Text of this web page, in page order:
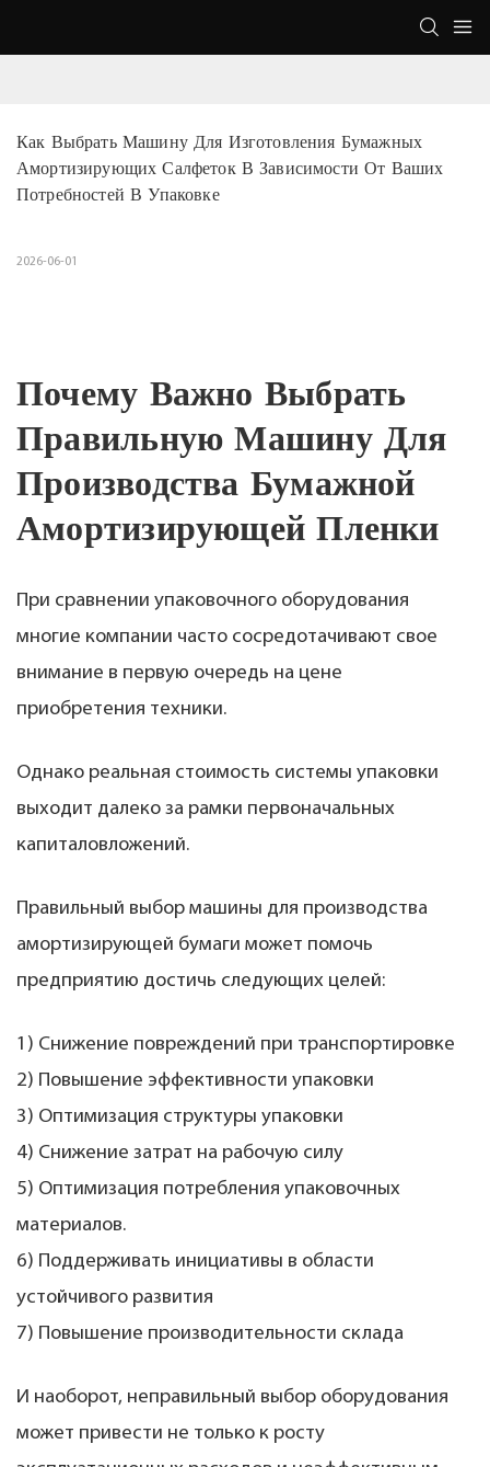
Как Выбрать Машину Для Изготовления Бумажных
Амортизирующих Салфеток В Зависимости От Ваших
Потребностей В Упаковке
2026-06-01
Почему Важно Выбрать
Правильную Машину Для
Производства Бумажной
Амортизирующей Пленки
При сравнении упаковочного оборудования
многие компании часто сосредотачивают свое
внимание в первую очередь на цене
приобретения техники.
Однако реальная стоимость системы упаковки
выходит далеко за рамки первоначальных
капиталовложений.
Правильный выбор машины для производства
амортизирующей бумаги может помочь
предприятию достичь следующих целей:
1) Снижение повреждений при транспортировке
2) Повышение эффективности упаковки
3) Оптимизация структуры упаковки
4) Снижение затрат на рабочую силу
5) Оптимизация потребления упаковочных
материалов.
6) Поддерживать инициативы в области
устойчивого развития
7) Повышение производительности склада
И наоборот, неправильный выбор оборудования
может привести не только к росту